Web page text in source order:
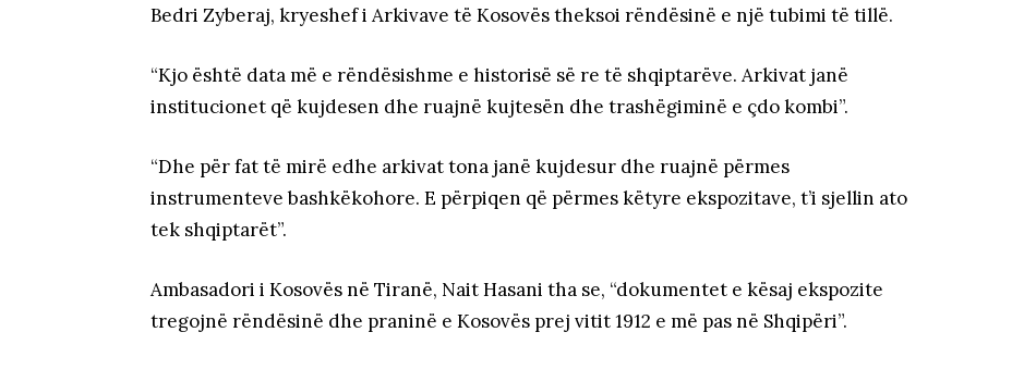
Bedri Zyberaj, kryeshef i Arkivave të Kosovës theksoi rëndësinë e një tubimi të tillë.
“Kjo është data më e rëndësishme e historisë së re të shqiptarëve. Arkivat janë
institucionet që kujdesen dhe ruajnë kujtesën dhe trashëgiminë e çdo kombi”.
“Dhe për fat të mirë edhe arkivat tona janë kujdesur dhe ruajnë përmes
instrumenteve bashkëkohore. E përpiqen që përmes këtyre ekspozitave, t’i sjellin ato
tek shqiptarët”.
Ambasadori i Kosovës në Tiranë, Nait Hasani tha se, “dokumentet e kësaj ekspozite
tregojnë rëndësinë dhe praninë e Kosovës prej vitit 1912 e më pas në Shqipëri”.